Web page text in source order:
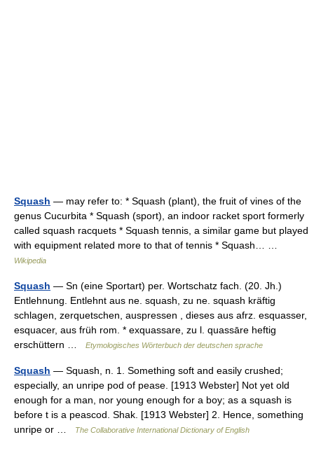
Squash — may refer to: * Squash (plant), the fruit of vines of the
genus Cucurbita * Squash (sport), an indoor racket sport formerly
called squash racquets * Squash tennis, a similar game but played
with equipment related more to that of tennis * Squash… …
Wikipedia
Squash — Sn (eine Sportart) per. Wortschatz fach. (20. Jh.)
Entlehnung. Entlehnt aus ne. squash, zu ne. squash kräftig
schlagen, zerquetschen, auspressen , dieses aus afrz. esquasser,
esquacer, aus früh rom. * exquassare, zu l. quassāre heftig
erschüttern …
Etymologisches Wörterbuch der deutschen sprache
Squash — Squash, n. 1. Something soft and easily crushed;
especially, an unripe pod of pease. [1913 Webster] Not yet old
enough for a man, nor young enough for a boy; as a squash is
before t is a peascod. Shak. [1913 Webster] 2. Hence, something
unripe or …
The Collaborative International Dictionary of English